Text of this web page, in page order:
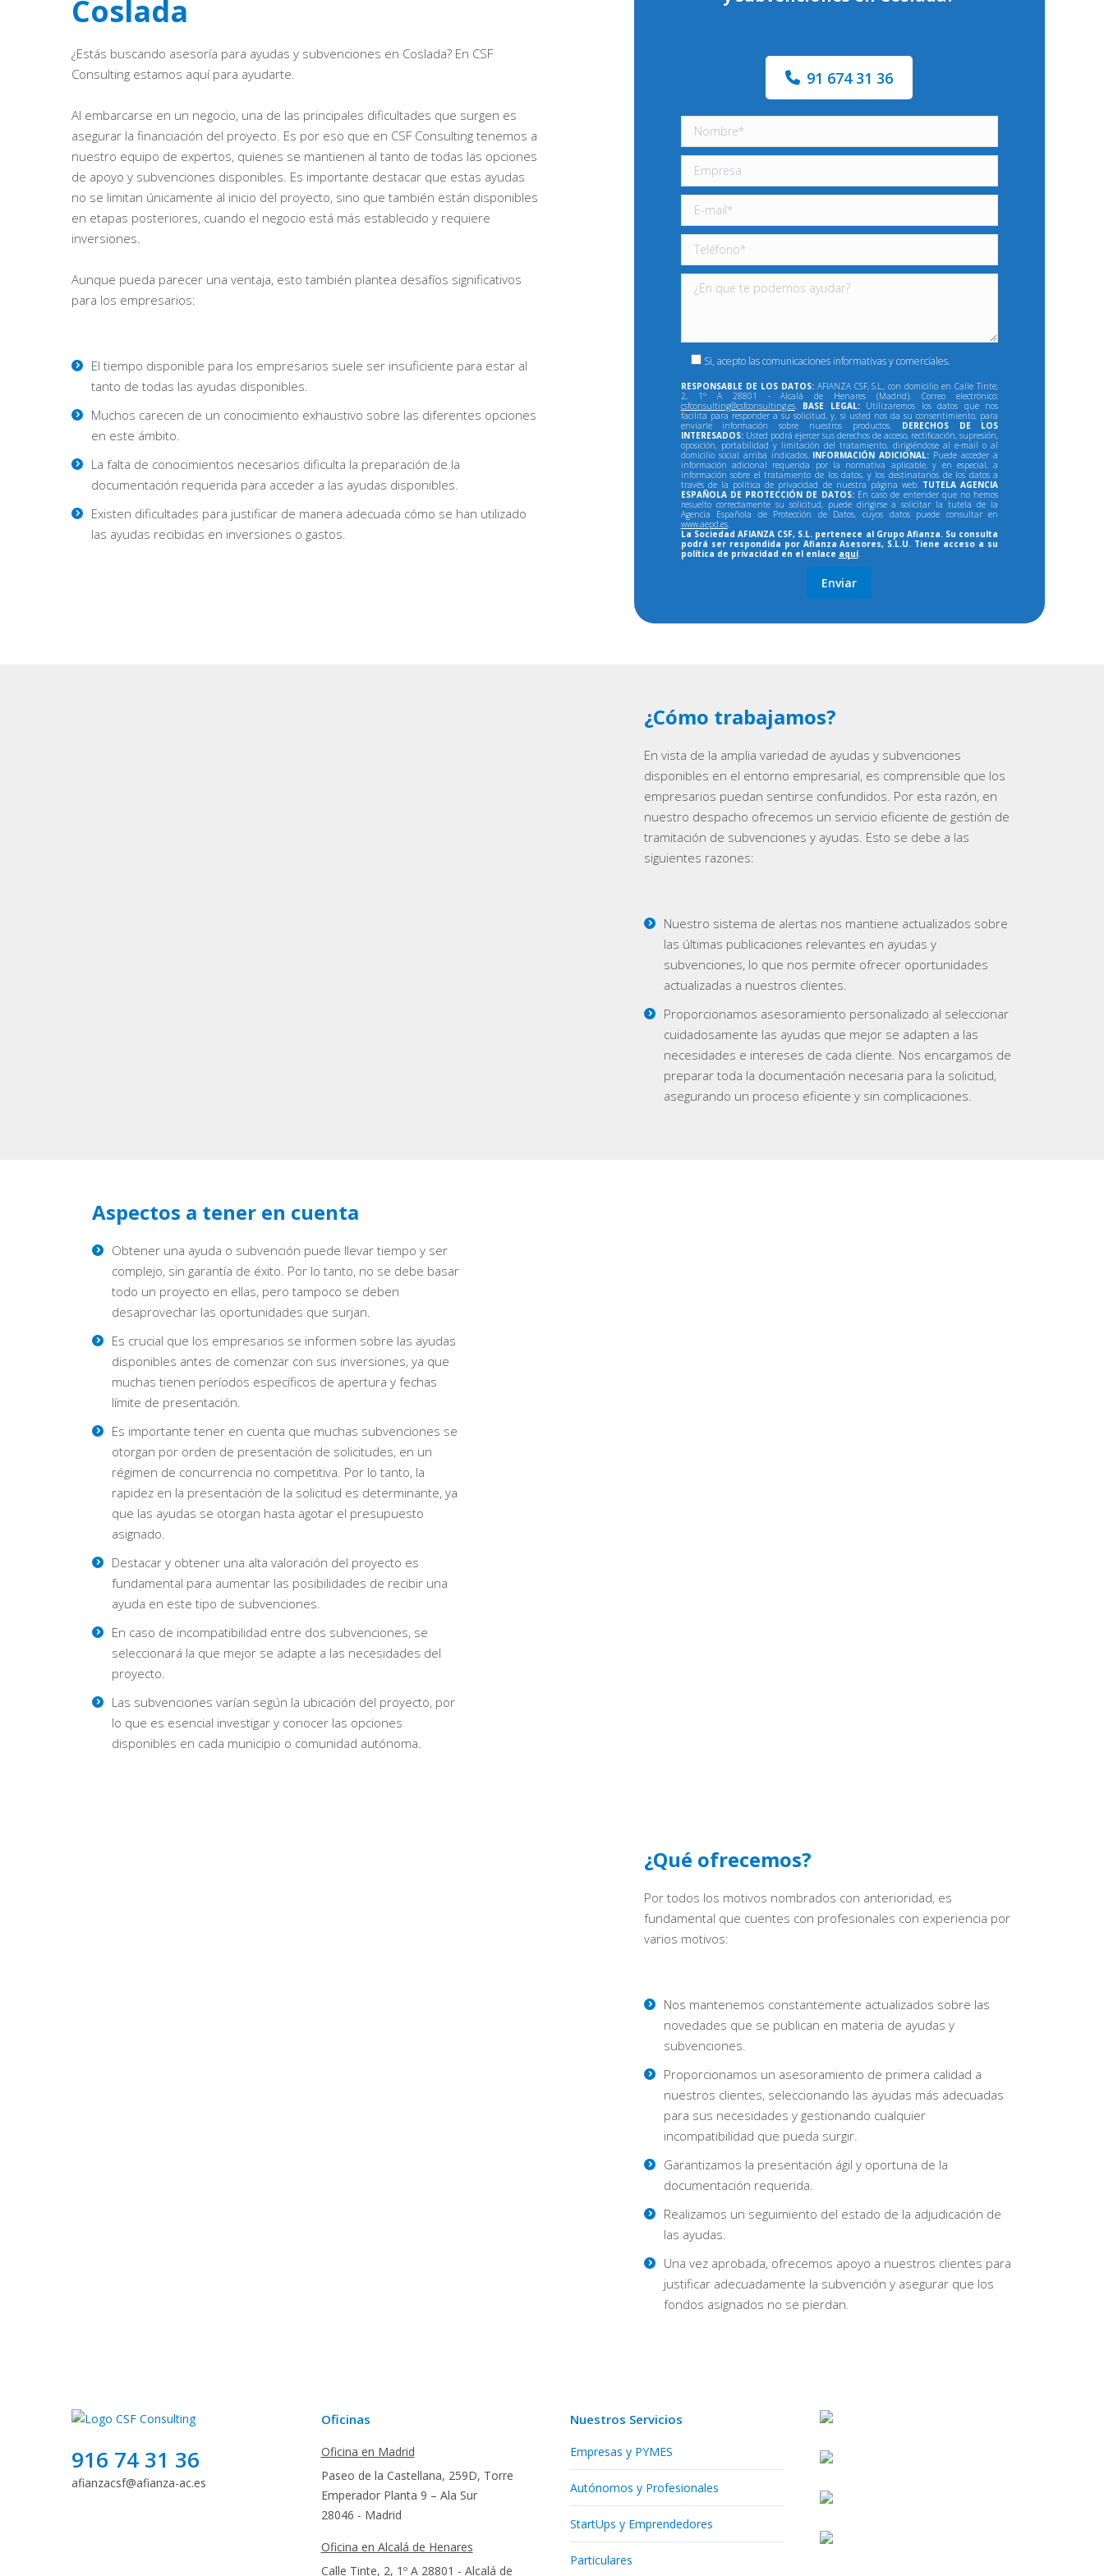
Coslada
¿Estás buscando asesoría para ayudas y subvenciones en Coslada? En CSF
Consulting estamos aquí para ayudarte.
Al embarcarse en un negocio, una de las principales dificultades que surgen es
asegurar la financiación del proyecto. Es por eso que en CSF Consulting tenemos a
nuestro equipo de expertos, quienes se mantienen al tanto de todas las opciones
de apoyo y subvenciones disponibles. Es importante destacar que estas ayudas
no se limitan únicamente al inicio del proyecto, sino que también están disponibles
en etapas posteriores, cuando el negocio está más establecido y requiere
inversiones.
Aunque pueda parecer una ventaja, esto también plantea desafíos significativos
para los empresarios:
El tiempo disponible para los empresarios suele ser insuficiente para estar al
tanto de todas las ayudas disponibles.
Muchos carecen de un conocimiento exhaustivo sobre las diferentes opciones
en este ámbito.
La falta de conocimientos necesarios dificulta la preparación de la
documentación requerida para acceder a las ayudas disponibles.
Existen dificultades para justificar de manera adecuada cómo se han utilizado
las ayudas recibidas en inversiones o gastos.
91 674 31 36
Si, acepto las comunicaciones informativas y comerciales.
RESPONSABLE DE LOS DATOS:AFIANZA CSF, S.L., con domicilio en Calle Tinte,
2, 1º A 28801 - Alcalá de Henares (Madrid). Correo electrónico:
csfconsulting@csfconsulting.es. BASE LEGAL:Utilizaremos los datos que nos
facilita para responder a su solicitud, y, si usted nos da su consentimiento, para
enviarle información sobre nuestros productos. DERECHOS DE LOS
INTERESADOS:Usted podrá ejercer sus derechos de acceso, rectificación, supresión,
oposición, portabilidad y limitación del tratamiento, dirigiéndose al e-mail o al
domicilio social arriba indicados. INFORMACIÓN ADICIONAL: Puede acceder a
información adicional requerida por la normativa aplicable, y en especial, a
información sobre el tratamiento de los datos, y los destinatarios de los datos a
través de la política de privacidad de nuestra página web. TUTELA AGENCIA
ESPAÑOLA DE PROTECCIÓN DE DATOS:En caso de entender que no hemos
resuelto correctamente su solicitud, puede dirigirse a solicitar la tutela de la
Agencia Española de Protección de Datos, cuyos datos puede consultar en
www.aepd.es.
La Sociedad AFIANZA CSF, S.L. pertenece al Grupo Afianza. Su consulta
podrá ser respondida por Afianza Asesores, S.L.U. Tiene acceso a su
política de privacidad en el enlace aquí.
¿Cómo trabajamos?
En vista de la amplia variedad de ayudas y subvenciones
disponibles en el entorno empresarial, es comprensible que los
empresarios puedan sentirse confundidos. Por esta razón, en
nuestro despacho ofrecemos un servicio eficiente de gestión de
tramitación de subvenciones y ayudas. Esto se debe a las
siguientes razones:
Nuestro sistema de alertas nos mantiene actualizados sobre
las últimas publicaciones relevantes en ayudas y
subvenciones, lo que nos permite ofrecer oportunidades
actualizadas a nuestros clientes.
Proporcionamos asesoramiento personalizado al seleccionar
cuidadosamente las ayudas que mejor se adapten a las
necesidades e intereses de cada cliente. Nos encargamos de
preparar toda la documentación necesaria para la solicitud,
asegurando un proceso eficiente y sin complicaciones.
Aspectos a tener en cuenta
Obtener una ayuda o subvención puede llevar tiempo y ser
complejo, sin garantía de éxito. Por lo tanto, no se debe basar
todo un proyecto en ellas, pero tampoco se deben
desaprovechar las oportunidades que surjan.
Es crucial que los empresarios se informen sobre las ayudas
disponibles antes de comenzar con sus inversiones, ya que
muchas tienen períodos específicos de apertura y fechas
límite de presentación.
Es importante tener en cuenta que muchas subvenciones se
otorgan por orden de presentación de solicitudes, en un
régimen de concurrencia no competitiva. Por lo tanto, la
rapidez en la presentación de la solicitud es determinante, ya
que las ayudas se otorgan hasta agotar el presupuesto
asignado.
Destacar y obtener una alta valoración del proyecto es
fundamental para aumentar las posibilidades de recibir una
ayuda en este tipo de subvenciones.
En caso de incompatibilidad entre dos subvenciones, se
seleccionará la que mejor se adapte a las necesidades del
proyecto.
Las subvenciones varían según la ubicación del proyecto, por
lo que es esencial investigar y conocer las opciones
disponibles en cada municipio o comunidad autónoma.
¿Qué ofrecemos?
Por todos los motivos nombrados con anterioridad, es
fundamental que cuentes con profesionales con experiencia por
varios motivos:
Nos mantenemos constantemente actualizados sobre las
novedades que se publican en materia de ayudas y
subvenciones.
Proporcionamos un asesoramiento de primera calidad a
nuestros clientes, seleccionando las ayudas más adecuadas
para sus necesidades y gestionando cualquier
incompatibilidad que pueda surgir.
Garantizamos la presentación ágil y oportuna de la
documentación requerida.
Realizamos un seguimiento del estado de la adjudicación de
las ayudas.
Una vez aprobada, ofrecemos apoyo a nuestros clientes para
justificar adecuadamente la subvención y asegurar que los
fondos asignados no se pierdan.
916 74 31 36
afianzacsf@afianza-ac.es
Oficinas
Oficina en Madrid
Paseo de la Castellana, 259D, Torre
Emperador Planta 9 – Ala Sur
28046 - Madrid
Oficina en Alcalá de Henares
Calle Tinte, 2, 1º A 28801 - Alcalá de
Nuestros Servicios
Empresas y PYMES
Autónomos y Profesionales
StartUps y Emprendedores
Particulares